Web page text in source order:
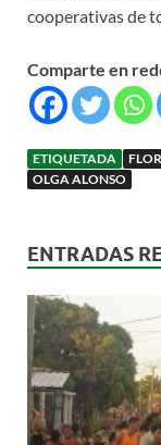
cooperativas de
Comparte en
ETIQUETADA
OLGA ALONSO
ENTRADAS